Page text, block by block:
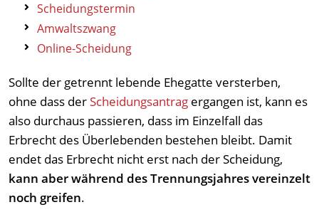
Scheidungstermin
Amwaltszwang
Online-Scheidung
Sollte der getrennt lebende Ehegatte versterben,
ohne dass derScheidungsantrag ergangen ist, kann es
also durchaus passieren, dass im Einzelfall das
Erbrecht des Überlebenden bestehen bleibt. Damit
endet das Erbrecht nicht erst nach der Scheidung,
kann aber während des Trennungsjahres vereinzelt
noch greifen.